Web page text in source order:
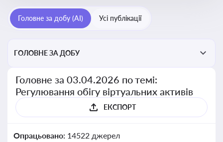
Головне за добу (AI) Усі публікації
ГОЛОВНЕ ЗА ДОБУ
Головне за 03.04.2026 по темі:
Регулювання обігу віртуальних активів
ЕКСПОРТ
Опрацьовано: 14522 джерел